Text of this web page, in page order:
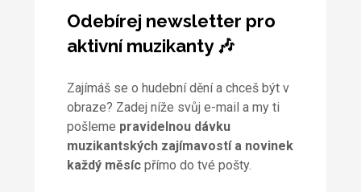
Odebírej newsletter pro
aktivní muzikanty 🎶
Zajímáš se o hudební dění a chceš být v
obraze? Zadej níže svůj e-mail a my ti
pošleme pravidelnou dávku
muzikantských zajímavostí a novinek
každý měsícpřímo do tvé pošty.